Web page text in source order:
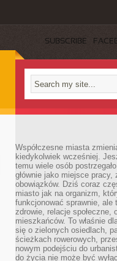
SUBSCRIBE
Współczesne miasta
kiedykolwiek wcześniej.
temu wiele osób
głównie jako miejsce
obowiązków. Dziś coraz
miasto jak na organizm,
funkcjonować sprawnie, ale
zdrowie, relacje społeczne,
mieszkańców. To właśnie
się o zielonych osiedlach,
ścieżkach rowerowych,
nowym podejściu do
do życia nie może być